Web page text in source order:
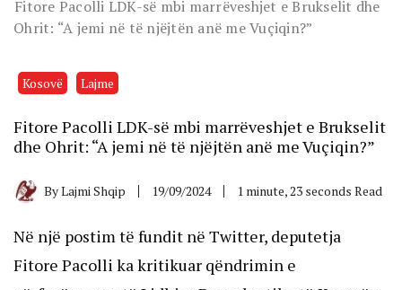
Fitore Pacolli LDK-së mbi marrëveshjet e Brukselit dhe
Ohrit: “A jemi në të njëjtën anë me Vuçiqin?”
Kosovë Lajme
Fitore Pacolli LDK-së mbi marrëveshjet e Brukselit
dhe Ohrit: “A jemi në të njëjtën anë me Vuçiqin?”
ByLajmi Shqip 19/09/2024 1 minute, 23 seconds Read
Në një postim të fundit në Twitter, deputetja
Fitore Pacolli ka kritikuar qëndrimin e